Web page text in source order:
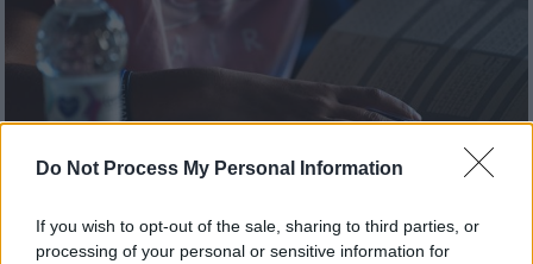
Do Not Process My Personal Information
If you wish to opt-out of the sale, sharing to third parties, or
processing of your personal or sensitive information for